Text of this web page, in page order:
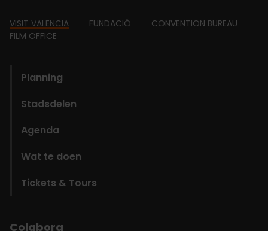
Footer
VISIT VALENCIA FUNDACIÓ
CONVENTION BUREAU
FILM OFFICE
Planning
Stadsdelen
Agenda
Wat te doen
Tickets & Tours
Colabora